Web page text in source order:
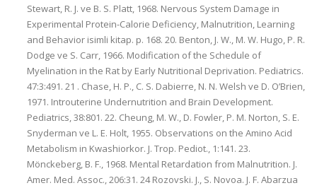
Stewart, R. J. ve B. S. Platt, 1968. Nervous System Damage in
Experimental Protein-Calorie Deficiency, Malnutrition, Learning
and Behavior isimli kitap. p. 168. 20. Benton, J. W., M. W. Hugo, P. R.
Dodge ve S. Carr, 1966. Modification of the Schedule of
Myelination in the Rat by Early Nutritional Deprivation. Pediatrics.
47:3:491. 21 . Chase, H. P., C. S. Dabierre, N. N. Welsh ve D. O’Brien,
1971. Introuterine Undernutrition and Brain Development.
Pediatrics, 38:801. 22. Cheung, M. W., D. Fowler, P. M. Norton, S. E.
Snyderman ve L. E. Holt, 1955. Observations on the Amino Acid
Metabolism in Kwashiorkor. J. Trop. Pediot., 1:141. 23.
Mönckeberg, B. F., 1968. Mental Retardation from Malnutrition. J.
Amer. Med. Assoc., 206:31. 24 Rozovski. J., S. Novoa. J. F. Abarzua